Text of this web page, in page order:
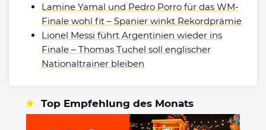
Lamine Yamal und Pedro Porro für das WM-
Finale wohl fit – Spanier winkt Rekordprämie
Lionel Messi führt Argentinien wieder ins
Finale – Thomas Tuchel soll englischer
Nationaltrainer bleiben
Top Empfehlung des Monats